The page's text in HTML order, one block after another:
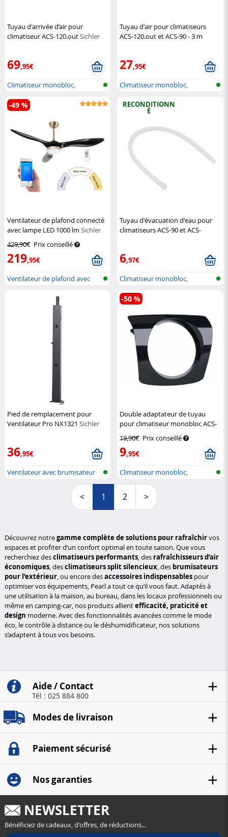
Tuyau d'arrivée d’air pour
climatiseur ACS-120.outSichler
69,95€
Climatiseur monobloc,
également pou...
Tuyau d'air pour climatiseurs
ACS-120.out et ACS-90 - 3 m
27,95€
Climatiseur monobloc,
Ventilateur de plafond connecté
avec lampe LED 1000 lm Sichler
429,90€ Prix conseillé
219,95€
-49 %
Ventilateur de plafond avec
RECONDITIONN
É
Tuyau d'évacuation d'eau pour
climatiseurs ACS-90 et ACS-
6,97€
Climatiseur monobloc,
également pou...
Pied de remplacement pour
Ventilateur Pro NX1321 Sichler
36,95€
Ventilateur avec brumisateur
Double adaptateur de tuyau
pour climatiseur monobloc ACS-
19,90€ Prix conseillé
9,95€
-50 %
Climatiseur monobloc,
également pou...
< 1 2 >
Découvrez notregamme complète de solutions pour rafraîchirvos
espaces et profiter d’un confort optimal en toute saison. Que vous
recherchiez desclimatiseurs performants, des rafraîchisseurs d’air
économiques, desclimatiseurs split silencieux, des brumisateurs
pour l’extérieur, ou encore desaccessoires indispensables pour
optimiser vos équipements, Pearl a tout ce qu’il vous faut. Adaptés à
une utilisation à la maison, au bureau, dans les locaux professionnels ou
même en camping-car, nos produits allientefficacité, praticité et
design moderne. Avec des fonctionnalités avancées comme le mode
éco, le contrôle à distance ou le déshumidificateur, nos solutions
s’adaptent à tous vos besoins.
Aide / Contact
Tél : 025 884 800
Modes de livraison
Paiement sécurisé
Nos garanties
NEWSLETTER
Bénéficiez de cadeaux, d'offres, de réductions...